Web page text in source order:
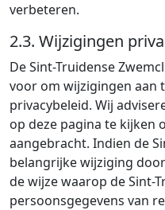
verbeteren.
2.3. Wijzigingen
De Sint-Truidense
voor om wijzigingen aan
privacybeleid. Wij
op deze pagina te kijken
aangebracht. Indien de
belangrijke wijziging
de wijze waarop de Sint-
persoonsgegevens van